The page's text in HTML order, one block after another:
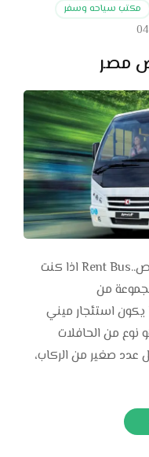
مكتب سياحه وسفر
مصر
شركة إيجار ميني باص إيجار ميني باص..Rent Bus اذا كنت
من
فربما يكون استئجار ميني
نوع من الحافلات
عدد صغير من الركاب،